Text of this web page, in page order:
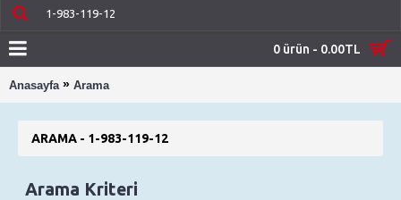
0 ürün - 0.00TL
Anasayfa » Arama
ARAMA - 1-983-119-12
Arama Kriteri